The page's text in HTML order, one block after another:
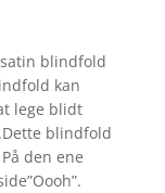
blindfold
kan
lege blidt
blindfold
den ene